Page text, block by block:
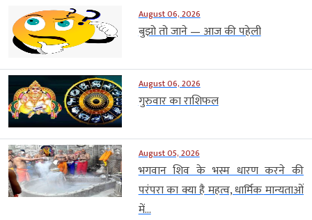
August 06, 2026
बुझो तो जाने — आज की पहेली
August 06, 2026
गुरुवार का राशिफल
August 05, 2026
भगवान शिव के भस्म धारण करने की
परंपरा का क्या है महत्व, धार्मिक मान्यताओं
में...